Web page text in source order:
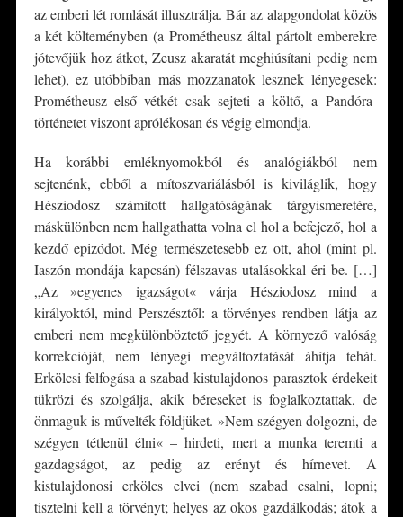
az emberi lét romlását illusztrálja. Bár az alapgondolat közös
a két költeményben (a Prométheusz által pártolt emberekre
jótevőjük hoz átkot, Zeusz akaratát meghiúsítani pedig nem
lehet), ez utóbbiban más mozzanatok lesznek lényegesek:
Prométheusz első vétkét csak sejteti a költő, a Pandóra-
történetet viszont aprólékosan és végig elmondja.
Ha korábbi emléknyomokból és analógiákból nem
sejtenénk, ebből a mítoszvariálásból is kiviláglik, hogy
Hésziodosz számított hallgatóságának tárgyismeretére,
máskülönben nem hallgathatta volna el hol a befejező, hol a
kezdő epizódot. Még természetesebb ez ott, ahol (mint pl.
Iaszón mondája kapcsán) félszavas utalásokkal éri be. […]
„Az »egyenes igazságot« várja Hésziodosz mind a
királyoktól, mind Perszésztől: a törvényes rendben látja az
emberi nem megkülönböztető jegyét. A környező valóság
korrekcióját, nem lényegi megváltoztatását áhítja tehát.
Erkölcsi felfogása a szabad kistulajdonos parasztok érdekeit
tükrözi és szolgálja, akik béreseket is foglalkoztattak, de
önmaguk is művelték földjüket. »Nem szégyen dolgozni, de
szégyen tétlenül élni« – hirdeti, mert a munka teremti a
gazdagságot, az pedig az erényt és hírnevet. A
kistulajdonosi erkölcs elvei (nem szabad csalni, lopni;
tisztelni kell a törvényt; helyes az okos gazdálkodás; átok a